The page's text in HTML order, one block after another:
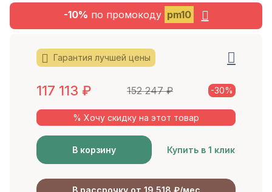
-10% по промокоду pm10
Гарантия лучшей цены
117 113 ₽ 152 247₽ -30%
% Хочу скидку на этот товар
В корзину Купить в 1 клик